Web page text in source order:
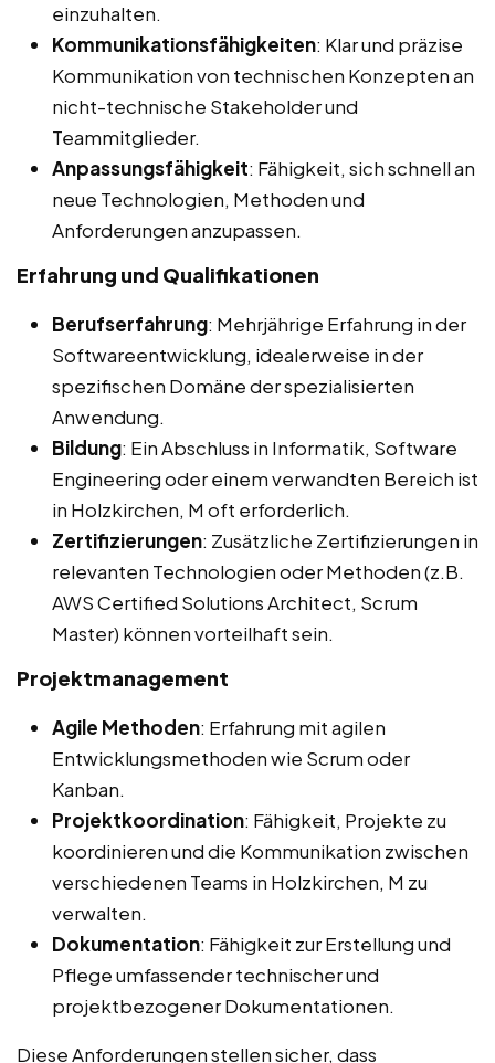
einzuhalten.
Kommunikationsfähigkeiten: Klar und präzise
Kommunikation von technischen Konzepten an
nicht-technische Stakeholder und
Teammitglieder.
Anpassungsfähigkeit: Fähigkeit, sich schnell an
neue Technologien, Methoden und
Anforderungen anzupassen.
Erfahrung und Qualifikationen
Berufserfahrung: Mehrjährige Erfahrung in der
Softwareentwicklung, idealerweise in der
spezifischen Domäne der spezialisierten
Anwendung.
Bildung: Ein Abschluss in Informatik, Software
Engineering oder einem verwandten Bereich ist
in Holzkirchen, M oft erforderlich.
Zertifizierungen: Zusätzliche Zertifizierungen in
relevanten Technologien oder Methoden (z.B.
AWS Certified Solutions Architect, Scrum
Master) können vorteilhaft sein.
Projektmanagement
Agile Methoden: Erfahrung mit agilen
Entwicklungsmethoden wie Scrum oder
Kanban.
Projektkoordination: Fähigkeit, Projekte zu
koordinieren und die Kommunikation zwischen
verschiedenen Teams in Holzkirchen, M zu
verwalten.
Dokumentation: Fähigkeit zur Erstellung und
Pflege umfassender technischer und
projektbezogener Dokumentationen.
Diese Anforderungen stellen sicher, dass